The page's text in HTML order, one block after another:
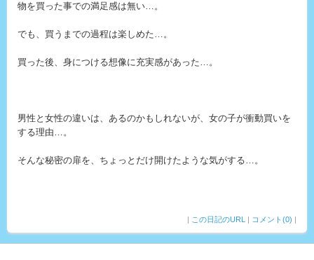
物を買った事での満足感は無い…。
でも、買うまでの過程は楽しめた…。
買った後、身につける想像に充実感があった…。
男性と女性の違いは、あるのかもしれないが、女の子が衝動買いを
する理由…。
そんな秘密の扉を、ちょっとだけ開けたような気がする…。
| この日記のURL | コメント(0) |